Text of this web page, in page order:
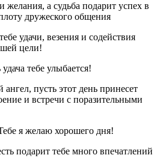
желания, а судьба подарит успех в
дружеского общения
удачи, везения и содействия
цели!
тебе улыбается!
пусть этот день принесет
и встречи с поразительными
я желаю хорошего дня!
подарит тебе много впечатлений